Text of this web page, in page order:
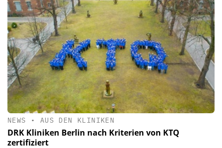
NEWS • AUS DEN KLINIKEN
DRK Kliniken Berlin nach Kriterien von KTQ
zertifiziert